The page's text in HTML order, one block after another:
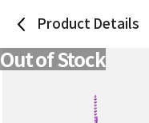
Product Details
Out of Stock